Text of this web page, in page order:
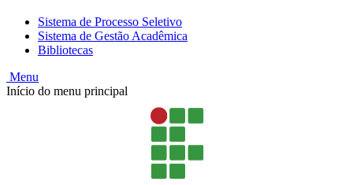
Sistema de Processo Seletivo
Sistema de Gestão Acadêmica
Bibliotecas
Menu
Início do menu principal